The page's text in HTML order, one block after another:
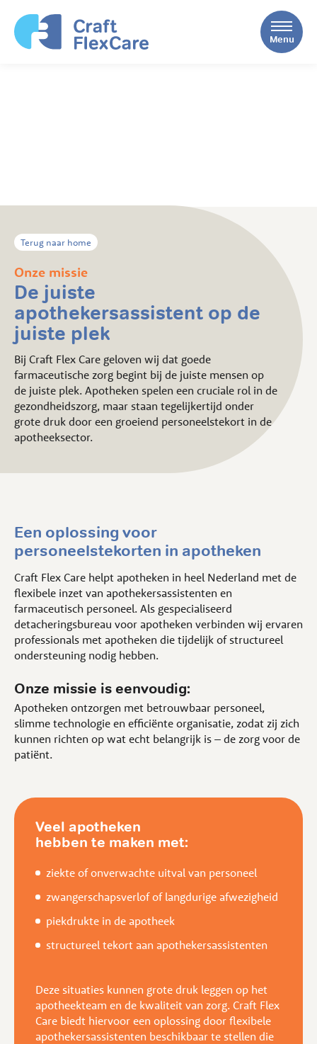
Menu
Terug naar home
Onze missie
De juiste
apothekersassistent op de
juiste plek
Bij Craft Flex Care geloven wij dat goede
farmaceutische zorg begint bij de juiste mensen op
de juiste plek. Apotheken spelen een cruciale rol in de
gezondheidszorg, maar staan tegelijkertijd onder
grote druk door een groeiend personeelstekort in de
apotheeksector.
Een oplossing voor
personeelstekorten in apotheken
Craft Flex Care helpt apotheken in heel Nederland met de
flexibele inzet van apothekersassistenten en
farmaceutisch personeel. Als gespecialiseerd
detacheringsbureau voor apotheken verbinden wij ervaren
professionals met apotheken die tijdelijk of structureel
ondersteuning nodig hebben.
Onze missie is eenvoudig:
Apotheken ontzorgen met betrouwbaar personeel,
slimme technologie en efficiënte organisatie, zodat zij zich
kunnen richten op wat echt belangrijk is – de zorg voor de
patiënt.
Veel apotheken
hebben te maken met:
ziekte of onverwachte uitval van personeel
zwangerschapsverlof of langdurige afwezigheid
piekdrukte in de apotheek
structureel tekort aan apothekersassistenten
Deze situaties kunnen grote druk leggen op het
apotheekteam en de kwaliteit van zorg. Craft Flex
Care biedt hiervoor een oplossing door flexibele
apothekersassistenten beschikbaar te stellen die